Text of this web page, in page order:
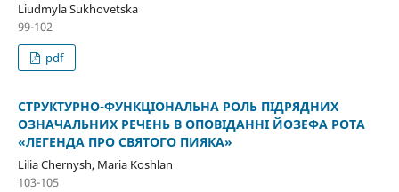
Liudmyla Sukhovetska
99-102
pdf
СТРУКТУРНО-ФУНКЦІОНАЛЬНА РОЛЬ ПІДРЯДНИХ
ОЗНАЧАЛЬНИХ РЕЧЕНЬ В ОПОВІДАННІ ЙОЗЕФА РОТА
«ЛЕГЕНДА ПРО СВЯТОГО ПИЯКА»
Lilia Chernysh, Maria Koshlan
103-105